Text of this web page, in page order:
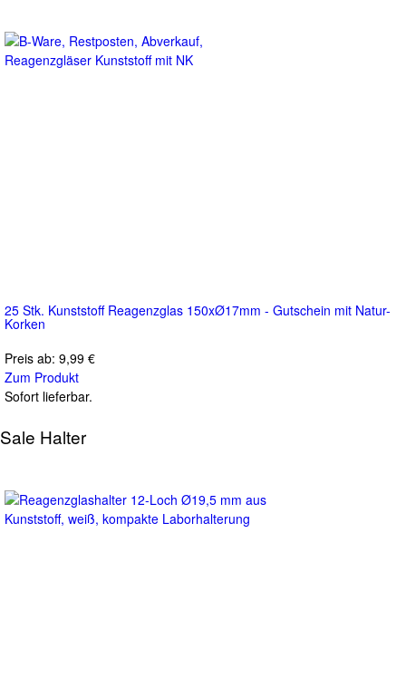
25 Stk. Kunststoff Reagenzglas 150xØ17mm - Gutschein mit Natur-
Korken
Preis ab: 9,99 €
Zum Produkt
Sofort lieferbar.
Sale Halter